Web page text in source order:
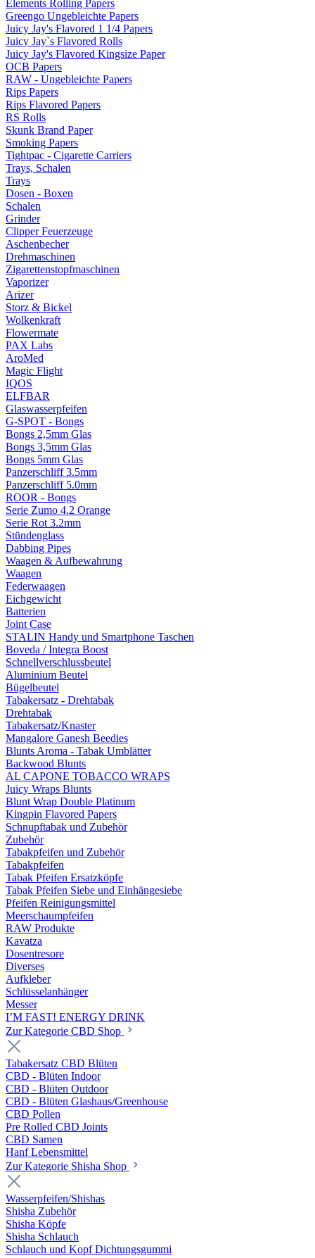
Elements Rolling Papers
Greengo Ungebleichte Papers
Juicy Jay's Flavored 1 1/4 Papers
Juicy Jay`s Flavored Rolls
Juicy Jay's Flavored Kingsize Paper
OCB Papers
RAW - Ungebleichte Papers
Rips Papers
Rips Flavored Papers
RS Rolls
Skunk Brand Paper
Smoking Papers
Tightpac - Cigarette Carriers
Trays, Schalen
Trays
Dosen - Boxen
Schalen
Grinder
Clipper Feuerzeuge
Aschenbecher
Drehmaschinen
Zigarettenstopfmaschinen
Vaporizer
Arizer
Storz & Bickel
Wolkenkraft
Flowermate
PAX Labs
AroMed
Magic Flight
IQOS
ELFBAR
Glaswasserpfeifen
G-SPOT - Bongs
Bongs 2,5mm Glas
Bongs 3,5mm Glas
Bongs 5mm Glas
Panzerschliff 3.5mm
Panzerschliff 5.0mm
ROOR - Bongs
Serie Zumo 4.2 Orange
Serie Rot 3.2mm
Stündenglass
Dabbing Pipes
Waagen & Aufbewahrung
Waagen
Federwaagen
Eichgewicht
Batterien
Joint Case
STALIN Handy und Smartphone Taschen
Boveda / Integra Boost
Schnellverschlussbeutel
Aluminium Beutel
Bügelbeutel
Tabakersatz - Drehtabak
Drehtabak
Tabakersatz/Knaster
Mangalore Ganesh Beedies
Blunts Aroma - Tabak Umblätter
Backwood Blunts
AL CAPONE TOBACCO WRAPS
Juicy Wraps Blunts
Blunt Wrap Double Platinum
Kingpin Flavored Papers
Schnupftabak und Zubehör
Zubehör
Tabakpfeifen und Zubehör
Tabakpfeifen
Tabak Pfeifen Ersatzköpfe
Tabak Pfeifen Siebe und Einhängesiebe
Pfeifen Reinigungsmittel
Meerschaumpfeifen
RAW Produkte
Kavatza
Dosentresore
Diverses
Aufkleber
Schlüsselanhänger
Messer
I’M FAST! ENERGY DRINK
Zur Kategorie CBD Shop
Tabakersatz CBD Blüten
CBD - Blüten Indoor
CBD - Blüten Outdoor
CBD - Blüten Glashaus/Greenhouse
CBD Pollen
Pre Rolled CBD Joints
CBD Samen
Hanf Lebensmittel
Zur Kategorie Shisha Shop
Wasserpfeifen/Shishas
Shisha Zubehör
Shisha Köpfe
Shisha Schlauch
Schlauch und Kopf Dichtungsgummi